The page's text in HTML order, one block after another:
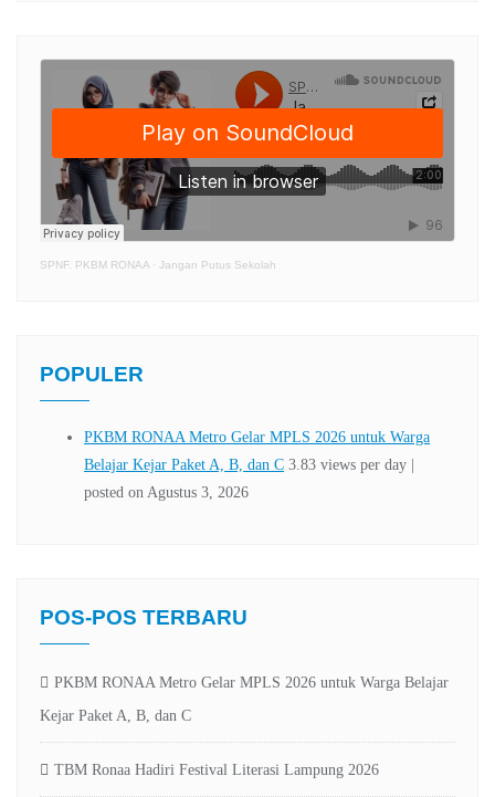
SPNF. PKBM RONAA · Jangan Putus Sekolah
POPULER
POS-POS TERBARU
PKBM RONAA Metro Gelar MPLS 2026 untuk Warga Belajar
Kejar Paket A, B, dan C
TBM Ronaa Hadiri Festival Literasi Lampung 2026